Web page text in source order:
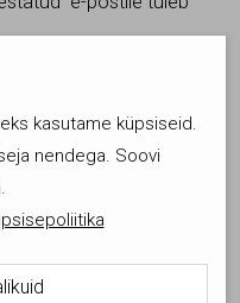
kuni 3 tööpäeva
koolituse puhul siis
etteteatamisel
kasutame küpsiseid.
nendega. Soovi